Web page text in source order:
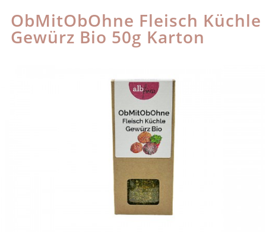
ObMitObOhne Fleisch Küchle
Gewürz Bio 50g Karton